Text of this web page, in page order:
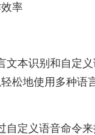
率
文本识别和自定
松地使用多种语
自定义语音命令